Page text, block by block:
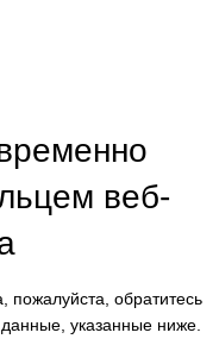
веб-
пожалуйста, обратитесь
указанные ниже.